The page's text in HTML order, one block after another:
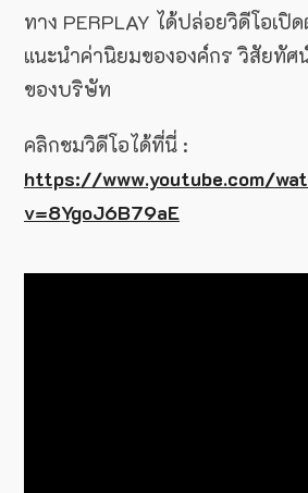
ทาง PERPLAY ได้ปล่อยวิดีโอเปิ
แนะนำค่านิยมขององค์กร วิสัยทั
ของบริษัท
คลิกชมวิดีโอได้ที่นี่ :
https://www.youtube.com/
v=8YgoJ6B79aE